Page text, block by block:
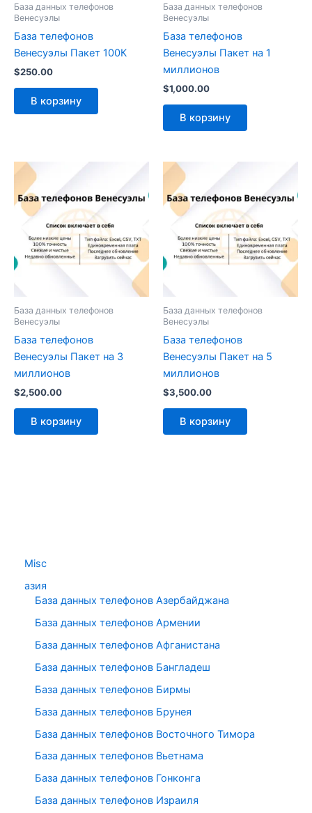
Misc
азия
База данных телефонов Азербайджана
База данных телефонов Армении
База данных телефонов Афганистана
База данных телефонов Бангладеш
База данных телефонов Бирмы
База данных телефонов Брунея
База данных телефонов Восточного Тимора
База данных телефонов Вьетнама
База данных телефонов Гонконга
База данных телефонов Израиля
База данных телефонов
Венесуэлы
База телефонов
Венесуэлы Пакет 100К
$250.00
В корзину
База данных телефонов
Венесуэлы
База телефонов
Венесуэлы Пакет на 1
миллионов
$1,000.00
В корзину
База данных телефонов
Венесуэлы
База телефонов
Венесуэлы Пакет на 3
миллионов
$2,500.00
В корзину
База данных телефонов
Венесуэлы
База телефонов
Венесуэлы Пакет на 5
миллионов
$3,500.00
В корзину